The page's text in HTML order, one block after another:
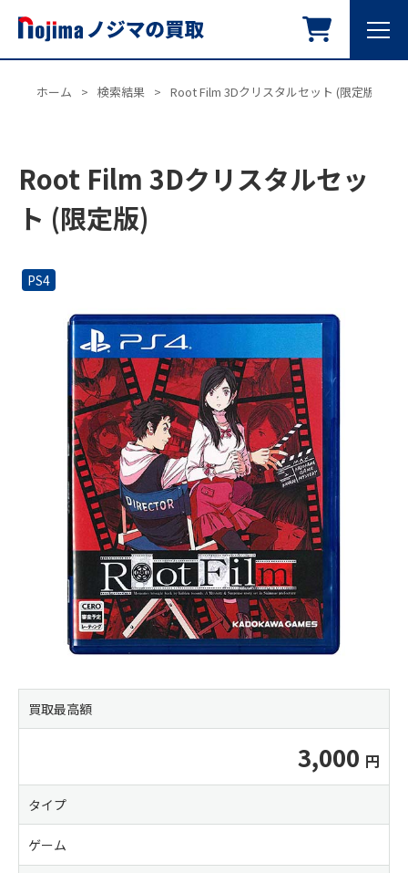
ホーム > 検索結果 > Root Film 3Dクリスタルセット (限定版)
Root Film 3Dクリスタルセッ
ト (限定版)
PS4
買取最高額
3,000
タイプ
ゲーム